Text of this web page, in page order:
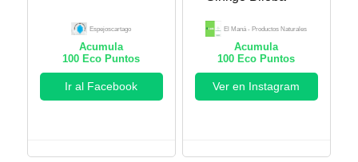
Espejoscartago
Acumula
100 Eco Puntos
Ir al Facebook
El Maná - Productos Naturales
Acumula
100 Eco Puntos
Ver en Instagram